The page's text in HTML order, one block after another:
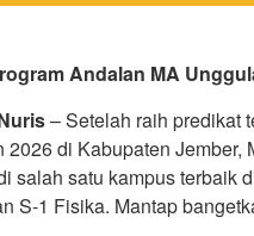
Andalan MA
– Setelah raih predikat
2026 di Kabupaten
salah satu kampus terbaik
S-1 Fisika. Mantap